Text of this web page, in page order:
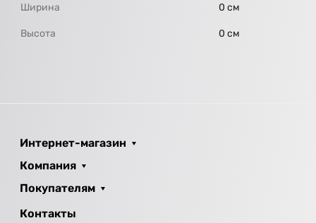
Ширина 0 см
Высота 0 см
Интернет-магазин
Компания
Покупателям
Контакты